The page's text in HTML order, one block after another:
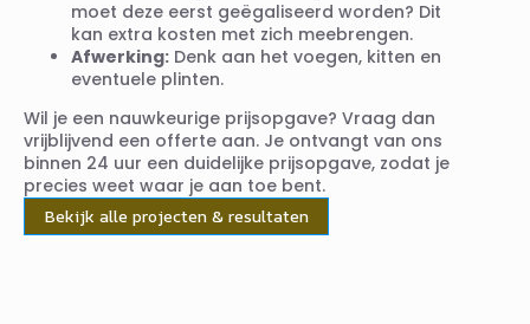
moet deze eerst geëgaliseerd worden? Dit
kan extra kosten met zich meebrengen.
Afwerking: Denk aan het voegen, kitten en
eventuele plinten.
Wil je een nauwkeurige prijsopgave? Vraag dan
vrijblijvend een offerte aan. Je ontvangt van ons
binnen 24 uur een duidelijke prijsopgave, zodat je
precies weet waar je aan toe bent.
Bekijk alle projecten & resultaten